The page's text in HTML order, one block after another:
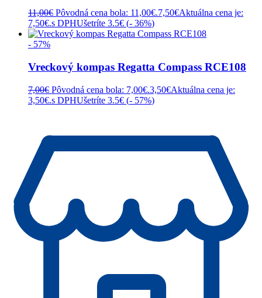
11,00€ Pôvodná cena bola: 11,00€.7,50€Aktuálna cena je:
7,50€.s DPHUšetríte 3.5€ (- 36%)
- 57%
Vreckový kompas Regatta Compass RCE108
7,00€ Pôvodná cena bola: 7,00€.3,50€Aktuálna cena je:
3,50€.s DPHUšetríte 3.5€ (- 57%)